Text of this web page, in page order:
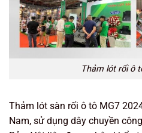
Thảm lót rối ô
Thảm lót sàn rối ô tô MG7
Nam, sử dụng dây chuyền